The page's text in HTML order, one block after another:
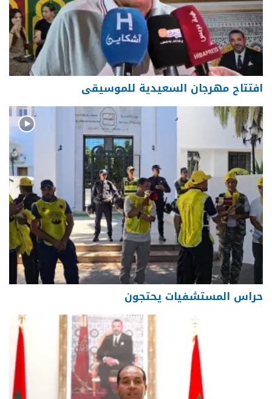
افتتاح مهرجان السعيدية للموسيقى
حراس المستشفيات يحتجون